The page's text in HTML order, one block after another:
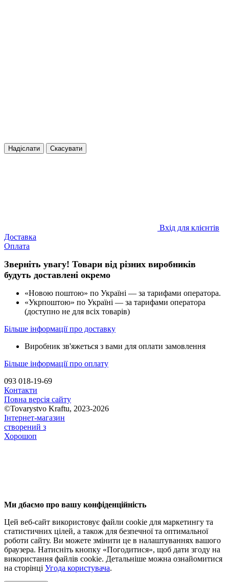
Надіслати Скасувати
Вхід для клієнтів
Доставка
Оплата
Зверніть увагу! Товари від різних виробників
будуть доставлені окремо
«Новою поштою» по Україні — за тарифами оператора.
«Укрпоштою» по Україні — за тарифами оператора
(доступно не для всіх товарів)
Більше інформації про доставку
Виробник зв'яжеться з вами для оплати замовлення
Більше інформації про оплату
093 018-19-69
Контакти
Повна версія сайту
©Tovarystvo Kraftu, 2023-2026
Інтернет-магазин
створений з
Хорошоп
Ми дбаємо про вашу конфіденційність
Цей веб-сайт використовує файли cookie для маркетингу та
статистичних цілей, а також для безпечної та оптимальної
роботи сайту. Ви можете змінити це в налаштуваннях вашого
браузера. Натисніть кнопку «Погодитися», щоб дати згоду на
використання файлів cookie. Детальніше можна ознайомитися
на сторінці Угода користувача.